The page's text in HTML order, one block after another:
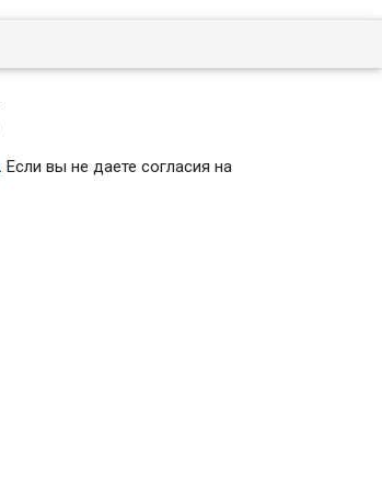
. Если вы не даете согласия на